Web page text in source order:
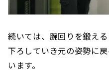
続いては、腕回りを鍛え
下ろしていき元の姿勢に
います。